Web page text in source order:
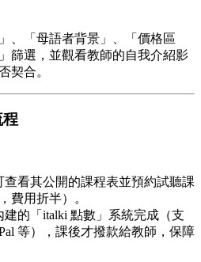
、「母語者背景」、「價格區
篩選，並觀看教師的自我介紹影
契合。
程
查看其公開的課程表並預約試聽課
費用折半）。
建的「italki 點數」系統完成（支
等），課後才撥款給教師，保障